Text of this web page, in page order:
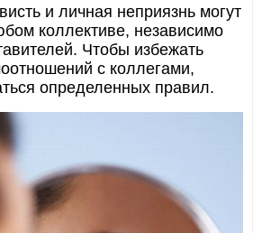
и личная неприязнь могут
коллективе, независимо
Чтобы избежать
с коллегами,
определенных правил.